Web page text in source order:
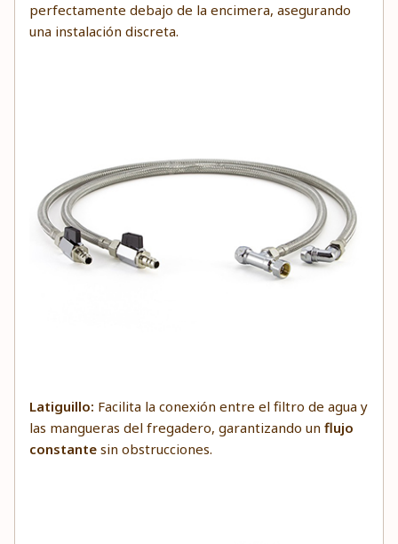
perfectamente debajo de la encimera, asegurando
una instalación discreta.
Latiguillo: Facilita la conexión entre el filtro de agua y
las mangueras del fregadero, garantizando un flujo
constante sin obstrucciones.